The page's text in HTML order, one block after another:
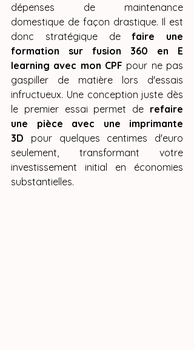
dépenses de maintenance
domestique de façon drastique. Il est
donc stratégique de faire une
formation sur fusion 360 en E
learning avec mon CPF pour ne pas
gaspiller de matière lors d'essais
infructueux. Une conception juste dès
le premier essai permet de refaire
une pièce avec une imprimante
3D pour quelques centimes d'euro
seulement, transformant votre
investissement initial en économies
substantielles.